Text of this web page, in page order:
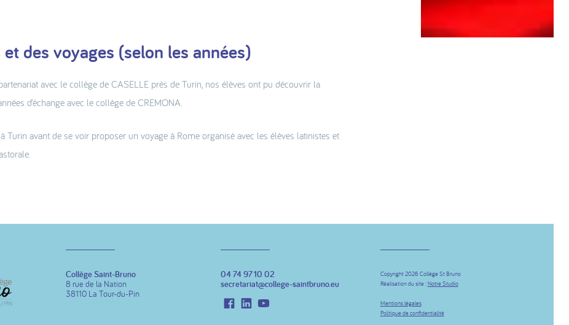
des voyages (selon les années)
avec le collège de CASELLE près de Turin, nos élèves ont pu découvrir la
d’échange avec le collège de CREMONA.
Turin avant de se voir proposer un voyage à Rome organisé avec les élèves latinistes et
Collège Saint-Bruno
8 rue de la Nation
38110 La Tour-du-Pin
04 74 97 10 02
secretariat@college-saintbruno.eu
FacebookLinkedIn
Copyright 2026 Collège St Bruno
Réalisation du site : Notre Studio
Mentions légales
Politique de confidentialité